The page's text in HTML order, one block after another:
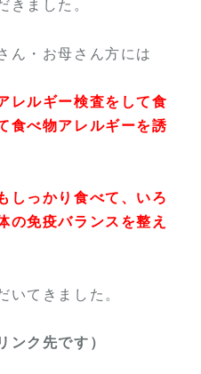
きました。
ん・お母さん方には
レルギー検査をして食
食べ物アレルギーを誘
しっかり食べて、いろ
の免疫バランスを整え
いてきました。
ンク先です）